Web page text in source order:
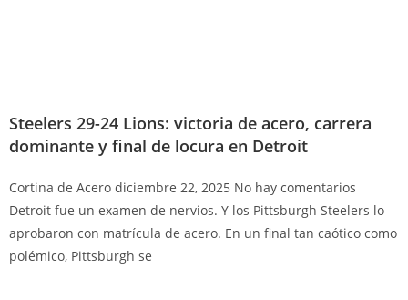
Steelers 29-24 Lions: victoria de acero, carrera
dominante y final de locura en Detroit
Cortina de Acero diciembre 22, 2025 No hay comentarios
Detroit fue un examen de nervios. Y los Pittsburgh Steelers lo
aprobaron con matrícula de acero. En un final tan caótico como
polémico, Pittsburgh se